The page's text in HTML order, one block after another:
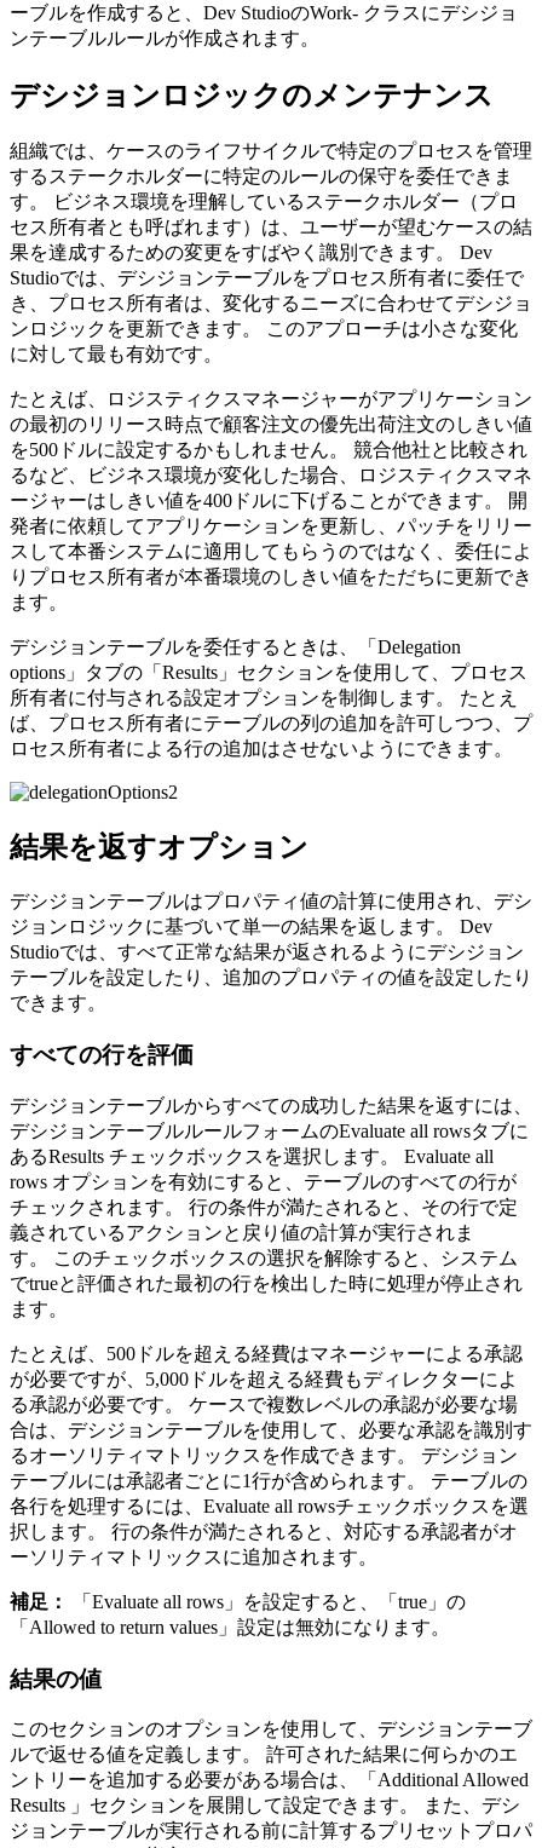
ーブルを作成すると、Dev StudioのWork- クラスにデシジョ
ンテーブルルールが作成されます。
デシジョンロジックのメンテナンス
組織では、ケースのライフサイクルで特定のプロセスを管理
するステークホルダーに特定のルールの保守を委任できま
す。 ビジネス環境を理解しているステークホルダー（プロ
セス所有者とも呼ばれます）は、ユーザーが望むケースの結
果を達成するための変更をすばやく識別できます。 Dev
Studioでは、デシジョンテーブルをプロセス所有者に委任で
き、プロセス所有者は、変化するニーズに合わせてデシジョ
ンロジックを更新できます。 このアプローチは小さな変化
に対して最も有効です。
たとえば、ロジスティクスマネージャーがアプリケーション
の最初のリリース時点で顧客注文の優先出荷注文のしきい値
を500ドルに設定するかもしれません。 競合他社と比較され
るなど、ビジネス環境が変化した場合、ロジスティクスマネ
ージャーはしきい値を400ドルに下げることができます。 開
発者に依頼してアプリケーションを更新し、パッチをリリー
スして本番システムに適用してもらうのではなく、委任によ
りプロセス所有者が本番環境のしきい値をただちに更新でき
ます。
デシジョンテーブルを委任するときは、「 Delegation
options 」タブの「 Results 」セクションを使用して、プロセス
所有者に付与される設定オプションを制御します。 たとえ
ば、プロセス所有者にテーブルの列の追加を許可しつつ、プ
ロセス所有者による行の追加はさせないようにできます。
結果を返すオプション
デシジョンテーブルはプロパティ値の計算に使用され、デシ
ジョンロジックに基づいて単一の結果を返します。 Dev
Studioでは、すべて正常な結果が返されるようにデシジョン
テーブルを設定したり、追加のプロパティの値を設定したり
できます。
すべての行を評価
デシジョンテーブルからすべての成功した結果を返すには、
デシジョンテーブルルールフォームのEvaluate all rowsタブに
あるResults チェックボックスを選択します。 Evaluate all
rows オプションを有効にすると、テーブルのすべての行が
チェックされます。 行の条件が満たされると、その行で定
義されているアクションと戻り値の計算が実行されま
す。 このチェックボックスの選択を解除すると、システム
でtrueと評価された最初の行を検出した時に処理が停止され
ます。
たとえば、500ドルを超える経費はマネージャーによる承認
が必要ですが、5,000ドルを超える経費もディレクターによ
る承認が必要です。 ケースで複数レベルの承認が必要な場
合は、デシジョンテーブルを使用して、必要な承認を識別す
るオーソリティマトリックスを作成できます。 デシジョン
テーブルには承認者ごとに1行が含められます。 テーブルの
各行を処理するには、 Evaluate all rowsチェックボックスを選
択します。 行の条件が満たされると、対応する承認者がオ
ーソリティマトリックスに追加されます。
補足： 「 Evaluate all rows 」を設定すると、「 true 」の
「 Allowed to return values 」設定は無効になります。
結果の値
このセクションのオプションを使用して、デシジョンテーブ
ルで返せる値を定義します。 許可された結果に何らかのエ
ントリーを追加する必要がある場合は、「 Additional Allowed
Results 」セクションを展開して設定できます。 また、デシ
ジョンテーブルが実行される前に計算するプリセットプロパ